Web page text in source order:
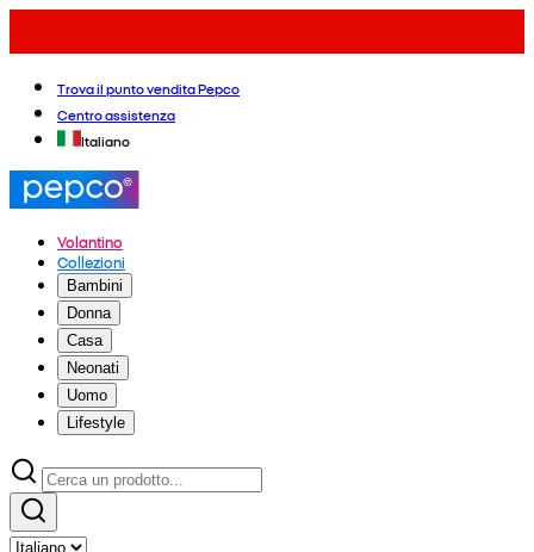
Trova il punto vendita Pepco
Centro assistenza
Italiano
Volantino
Collezioni
Bambini
Donna
Casa
Neonati
Uomo
Lifestyle